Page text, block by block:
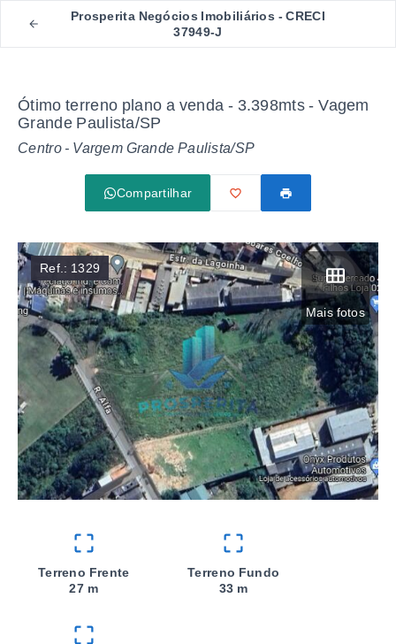
Prosperita Negócios Imobiliários - CRECI
37949-J
Ótimo terreno plano a venda - 3.398mts - Vagem
Grande Paulista/SP
Centro - Vargem Grande Paulista/SP
Compartilhar
Mais fotos
Ref.: 1329
Terreno Frente
27 m
Terreno Fundo
33 m